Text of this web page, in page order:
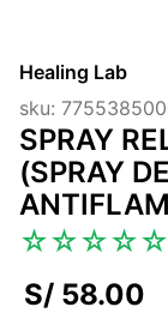
2.
citrato
3.
colageno
4.
kefir
5.
glicinato
6 .
melena leon
7.
magnesio
Healing Lab
sku:
SPRAY
(SPRAY
☆☆☆☆☆
S/ 58.00